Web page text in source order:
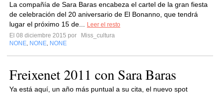
La compañía de Sara Baras encabeza el cartel de la gran fiesta
de celebración del 20 aniversario de El Bonanno, que tendrá
lugar el próximo 15 de...
Leer el resto
El 08 diciembre 2015 por
Miss_cultura
NONE NONE NONE
Freixenet 2011 con Sara Baras
Ya está aquí, un año más puntual a su cita, el nuevo spot